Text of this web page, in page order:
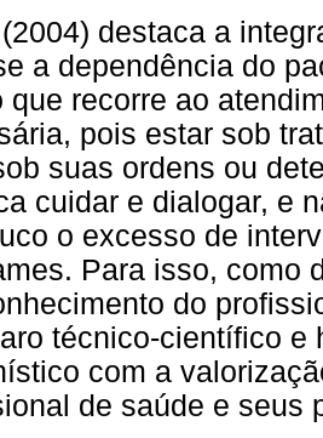
destaca a
a dependência do
que recorre ao
pois estar sob
suas ordens ou
cuidar e dialogar, e
o excesso de
Para isso, como
do
técnico-científico
com a
de saúde e seus